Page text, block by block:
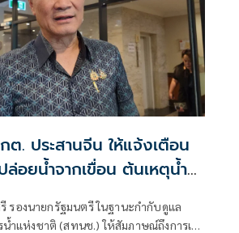
. ประสานจีน ให้แจ้งเตือน
อยน้ำจากเขื่อน ต้นเหตุน้ำ
รมชาติ
รองนายกรัฐมนตรี ในฐานะกำกับดูแล
ำแห่งชาติ (สทนช.) ให้สัมภาษณ์ถึงการเต